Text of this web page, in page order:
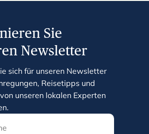
Sie
Newsletter
sich für unseren Newsletter
Reisetipps und
unseren lokalen Experten